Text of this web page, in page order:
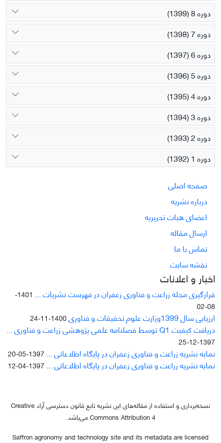
دوره 8 (1399)
دوره 7 (1398)
دوره 6 (1397)
دوره 5 (1396)
دوره 4 (1395)
دوره 3 (1394)
دوره 2 (1393)
دوره 1 (1392)
صفحه اصلی
درباره نشریه
اعضای هیات تحریریه
ارسال مقاله
تماس با ما
نقشه سایت
اخبار و اعلانات
قرارگیری مجله زراعت و فناوری زعفران در فهرست نشریات ...
1401-
08-02
ارزیابی سال 1399وزارت علوم تحقیقات و فناوری 1400-11-24
دریافت کیفیت Q1 توسط فصلنامه علمی پژوهشی زراعت و فناوری ...
1397-12-25
نمایه نشریه زراعت و فناوری زعفران در پایگاه اطلاعاتی ... 1397-05-20
نمایه نشریه زراعت و فناوری زعفران در پایگاه اطلاعاتی ... 1397-04-12
نسخه‌برداری و استفاده از مقاله‌های این نشریه تابع قانون دسترسی آزاد Creative
Commons Attribution 4 می‌باشد.
Saffron agronomy and technology site and its metadata are licensed